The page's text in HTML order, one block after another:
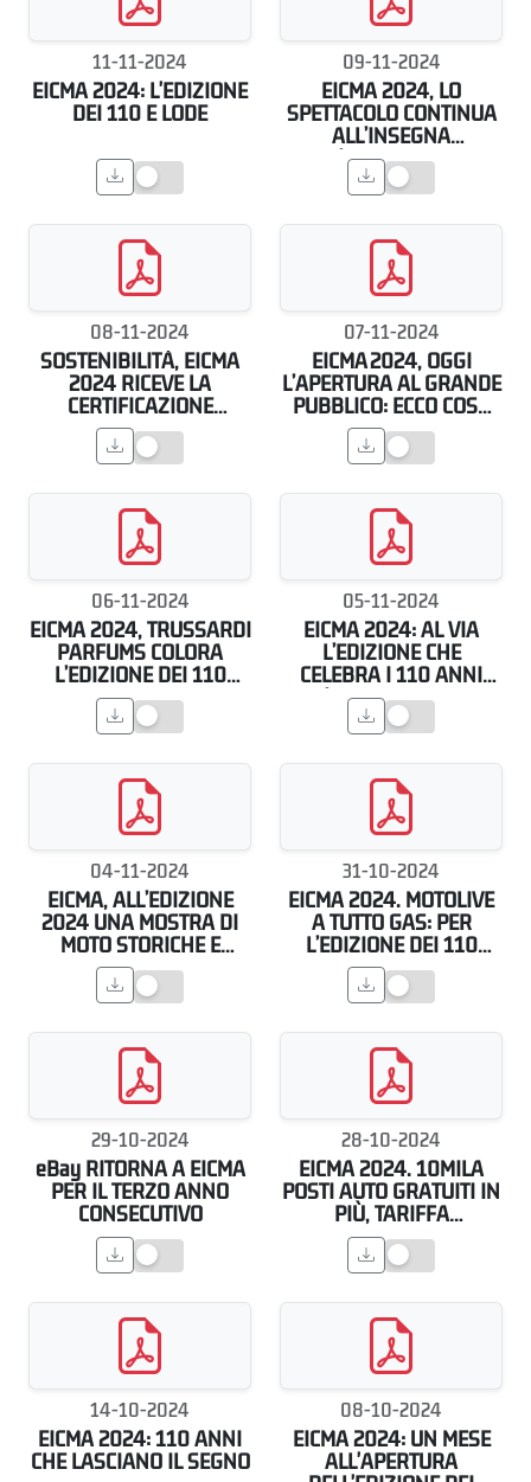
11-11-2024
EICMA 2024: L'EDIZIONE
DEI 110 E LODE
09-11-2024
EICMA 2024, LO
SPETTACOLO CONTINUA
ALL’INSEGNA
DELL’INNOVAZIONE E
DELLA SICUREZZA
08-11-2024
SOSTENIBILITÀ, EICMA
2024 RICEVE LA
CERTIFICAZIONE
INTERNAZIONALE
07-11-2024
EICMA 2024, OGGI
L’APERTURA AL GRANDE
PUBBLICO: ECCO COSA
FARE
06-11-2024
EICMA 2024, TRUSSARDI
PARFUMS COLORA
L’EDIZIONE DEI 110
ANNI
05-11-2024
EICMA 2024: AL VIA
L’EDIZIONE CHE
CELEBRA I 110 ANNI
DELL’EVENTO FIERISTICO
04-11-2024
EICMA, ALL’EDIZIONE
2024 UNA MOSTRA DI
MOTO STORICHE E
MODERNE PER
CELEBRARE I 110 ANNI
DELLA MANIFESTAZIONE
31-10-2024
EICMA 2024. MOTOLIVE
A TUTTO GAS: PER
L’EDIZIONE DEI 110
ANNI ARRIVANO LE
LEGGENDE DEL
MOTORSPORT
29-10-2024
eBay RITORNA A EICMA
PER IL TERZO ANNO
CONSECUTIVO
28-10-2024
EICMA 2024. 10MILA
POSTI AUTO GRATUITI IN
PIÙ, TARIFFA
AGEVOLATA PER I TRENI
E BIGLIETTI
POMERIDIANI
14-10-2024
EICMA 2024: 110 ANNI
CHE LASCIANO IL SEGNO
08-10-2024
EICMA 2024: UN MESE
ALL'APERTURA